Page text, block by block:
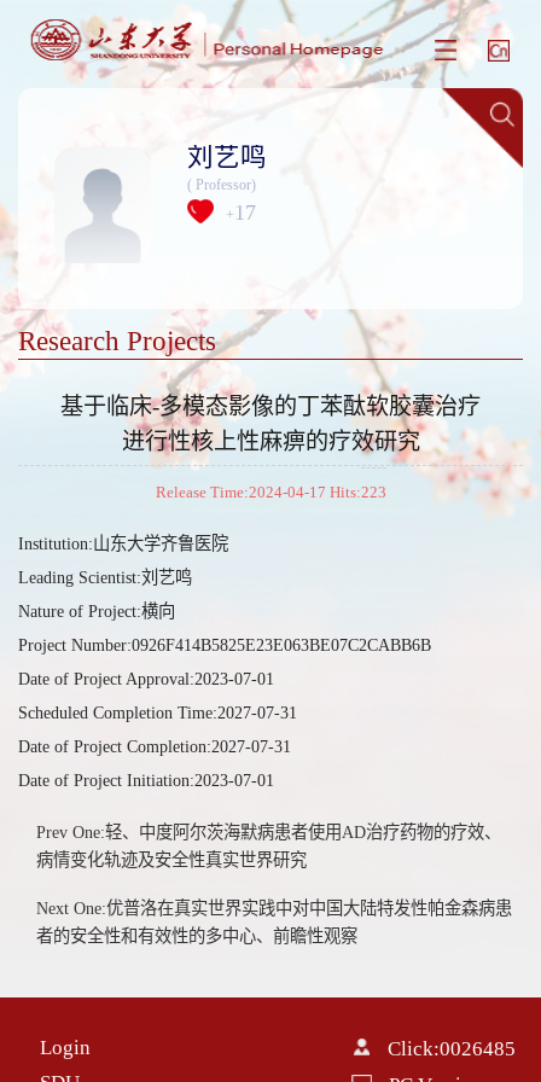
刘艺鸣
( Professor)
+ 17
Research Projects
基于临床-多模态影像的丁苯酞软胶囊治疗
进行性核上性麻痹的疗效研究
Release Time:2024-04-17 Hits:223
Institution:山东大学齐鲁医院
Leading Scientist:刘艺鸣
Nature of Project:横向
Project Number:0926F414B5825E23E063BE07C2CABB6B
Date of Project Approval:2023-07-01
Scheduled Completion Time:2027-07-31
Date of Project Completion:2027-07-31
Date of Project Initiation:2023-07-01
Prev One:轻、中度阿尔茨海默病患者使用AD治疗药物的疗效、
病情变化轨迹及安全性真实世界研究
Next One:优普洛在真实世界实践中对中国大陆特发性帕金森病患
者的安全性和有效性的多中心、前瞻性观察
Login
Click:0026485